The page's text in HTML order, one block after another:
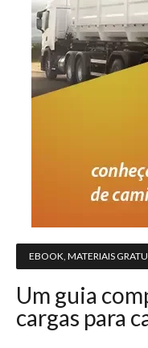
EBOOK MATERIAIS
Um guia
cargas para